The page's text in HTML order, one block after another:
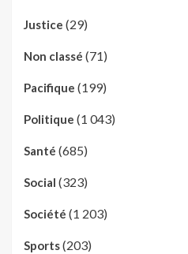
Justice (29)
Non classé (71)
Pacifique (199)
Politique (1 043)
Santé (685)
Social (323)
Société (1 203)
Sports(203)